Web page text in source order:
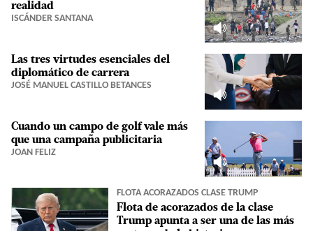
realidad
ISCÁNDER SANTANA
Las tres virtudes esenciales del
diplomático de carrera
JOSÉ MANUEL CASTILLO BETANCES
Cuando un campo de golf vale más
que una campaña publicitaria
JOAN FELIZ
FLOTA ACORAZADOS CLASE TRUMP
Flota de acorazados de la clase
Trump apunta a ser una de las más